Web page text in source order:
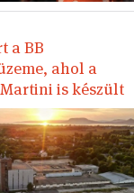
a BB
ahol a
is készült